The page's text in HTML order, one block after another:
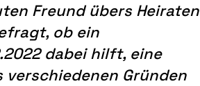
Freund übers Heiraten
ob ein
dabei hilft, eine
Gründen